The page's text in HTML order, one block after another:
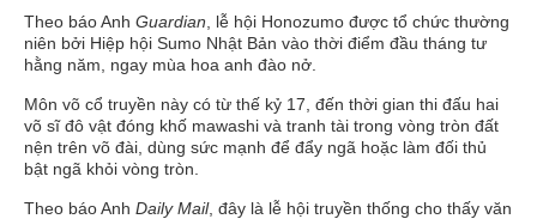
Theo báo Anh Guardian , lễ hội Honozumo được tổ chức thường
niên bởi Hiệp hội Sumo Nhật Bản vào thời điểm đầu tháng tư
hằng năm, ngay mùa hoa anh đào nở.
Môn võ cổ truyền này có từ thế kỷ 17, đến thời gian thi đấu hai
võ sĩ đô vật đóng khố mawashi và tranh tài trong vòng tròn đất
nện trên võ đài, dùng sức mạnh để đẩy ngã hoặc làm đối thủ
bật ngã khỏi vòng tròn.
Theo báo Anh Daily Mail, đây là lễ hội truyền thống cho thấy văn